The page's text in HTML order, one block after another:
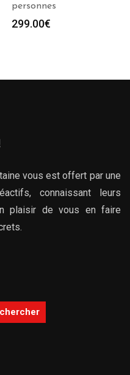
personnes
299.00€
vous est offert par une
connaissant leurs
plaisir de vous en faire